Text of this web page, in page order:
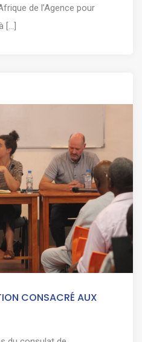
de l’Agence pour
[...]
CONSACRÉ AUX